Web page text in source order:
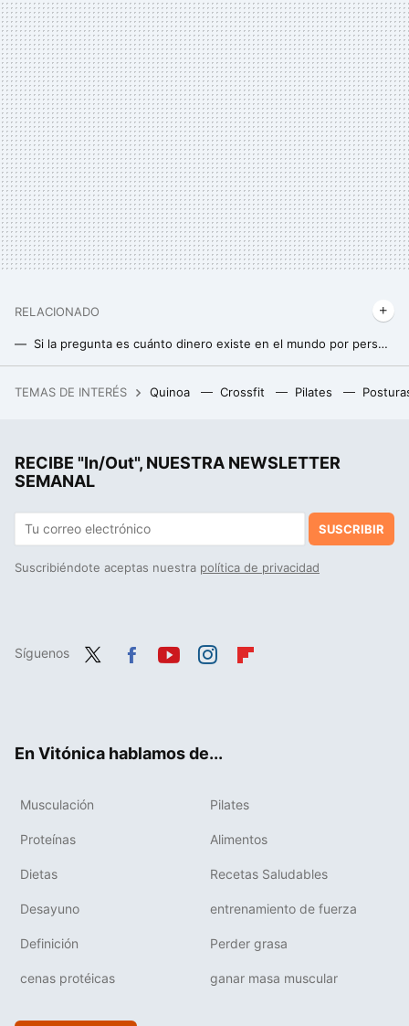
RELACIONADO
Si la pregunta es cuánto dinero existe en el mundo por persona, este revelador gráfico tiene la respuesta
TEMAS DE INTERÉS Quinoa Crossfit Pilates
RECIBE "In/Out", NUESTRA NEWSLETTER
SEMANAL
SUSCRIBIR
Suscribiéndote aceptas nuestra política de privacidad
Síguenos
En Vitónica hablamos de...
Musculación Pilates
Proteínas Alimentos
Dietas Recetas Saludables
Desayuno entrenamiento de fuerza
Definición Perder grasa
cenas protéicas ganar masa muscular